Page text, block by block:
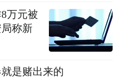
万元被
称新
是赌出来的